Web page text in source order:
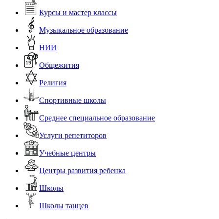
Курсы и мастер классы
Музыкальное образование
НИИ
Общежития
Религия
Спортивные школы
Среднее специальное образование
Услуги репетиторов
Учебные центры
Центры развития ребенка
Школы
Школы танцев